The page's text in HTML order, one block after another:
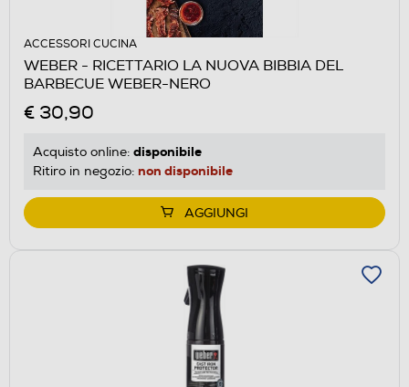
ACCESSORI CUCINA
WEBER - RICETTARIO LA NUOVA BIBBIA DEL
BARBECUE WEBER-NERO
€ 30,90
Acquisto online: disponibile
Ritiro in negozio: non disponibile
AGGIUNGI